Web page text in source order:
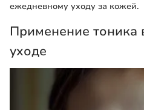
ежедневному уходу за кожей.
Применение тоника
уходе